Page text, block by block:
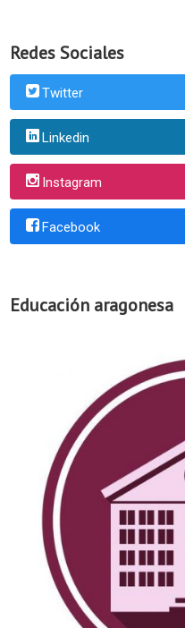
Redes Sociales
Twitter
Linkedin
Instagram
Facebook
Educación aragonesa